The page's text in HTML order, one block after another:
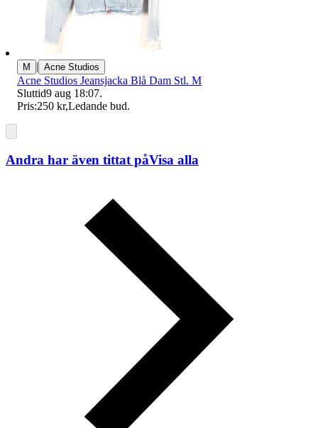
M | Acne Studios
Acne Studios Jeansjacka Blå Dam Stl. M
Sluttid9 aug 18:07.
Pris:250 kr,Ledande bud.
Andra har även tittat påVisa alla